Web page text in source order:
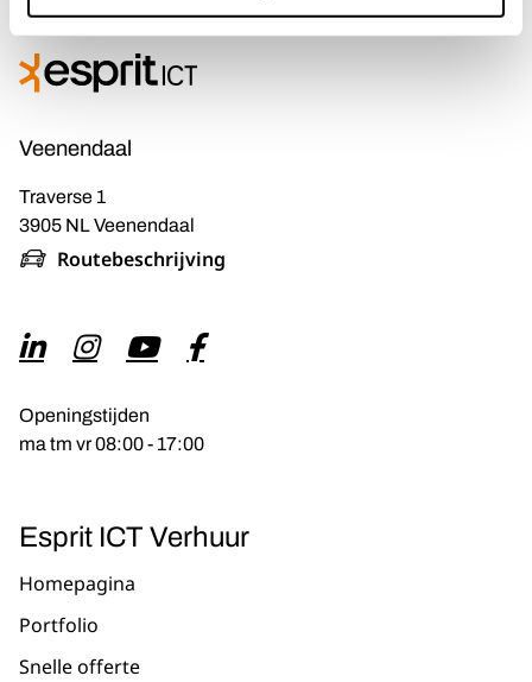
Veenendaal
Traverse 1
3905 NL Veenendaal
Routebeschrijving
Openingstijden
ma tm vr 08:00 - 17:00
Esprit ICT Verhuur
Homepagina
Portfolio
Snelle offerte